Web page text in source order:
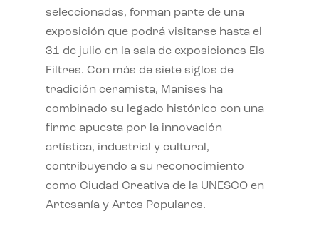
seleccionadas, forman parte de una
exposición que podrá visitarse hasta el
31 de julio en la sala de exposiciones Els
Filtres. Con más de siete siglos de
tradición ceramista, Manises ha
combinado su legado histórico con una
firme apuesta por la innovación
artística, industrial y cultural,
contribuyendo a su reconocimiento
como Ciudad Creativa de la UNESCO en
Artesanía y Artes Populares.